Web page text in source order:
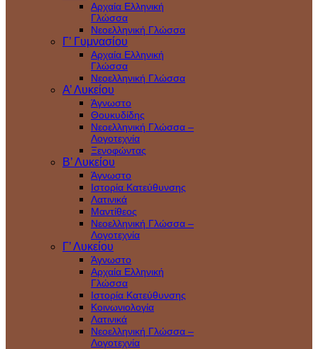
Αρχαία Ελληνική
Γλώσσα
Νεοελληνική Γλώσσα
Γ’ Γυμνασίου
Αρχαία Ελληνική
Γλώσσα
Νεοελληνική Γλώσσα
Α’ Λυκείου
Άγνωστο
Θουκυδίδης
Νεοελληνική Γλώσσα –
Λογοτεχνία
Ξενοφώντας
Β’ Λυκείου
Άγνωστο
Ιστορία Κατεύθυνσης
Λατινικά
Μαντίθεος
Νεοελληνική Γλώσσα –
Λογοτεχνία
Γ’ Λυκείου
Άγνωστο
Αρχαία Ελληνική
Γλώσσα
Ιστορία Κατεύθυνσης
Κοινωνιολογία
Λατινικά
Νεοελληνική Γλώσσα –
Λογοτεχνία